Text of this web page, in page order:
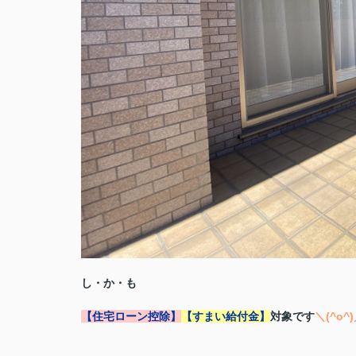
し・か・も
【住宅ローン控除】 【すまい給付金】 対象です＼(^o^)